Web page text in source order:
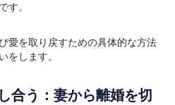
す。
愛を取り戻すための具体的な方法
をします。
合う：妻から離婚を切